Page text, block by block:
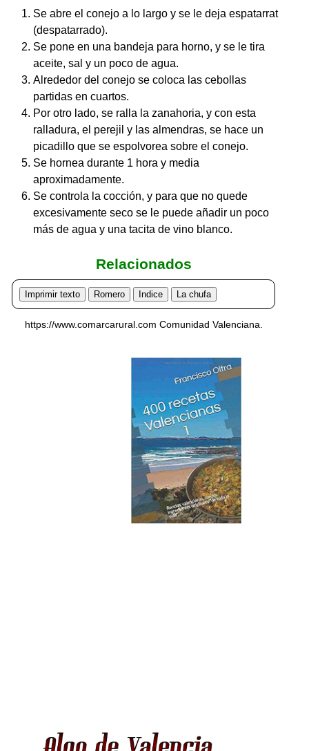
Se abre el conejo a lo largo y se le deja espatarrat
(despatarrado).
Se pone en una bandeja para horno, y se le tira
aceite, sal y un poco de agua.
Alrededor del conejo se coloca las cebollas
partidas en cuartos.
Por otro lado, se ralla la zanahoria, y con esta
ralladura, el perejil y las almendras, se hace un
picadillo que se espolvorea sobre el conejo.
Se hornea durante 1 hora y media
aproximadamente.
Se controla la cocción, y para que no quede
excesivamente seco se le puede añadir un poco
más de agua y una tacita de vino blanco.
Relacionados
Imprimir texto Romero Indice La chufa
https://www.comarcarural.com Comunidad Valenciana.